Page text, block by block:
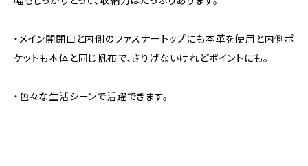
・メイン開閉口と内側のファスナートップにも本革を使用と内側ポ
ケットも本体と同じ帆布で、さりげないけれどポイントにも。
・色々な生活シーンで活躍できます。